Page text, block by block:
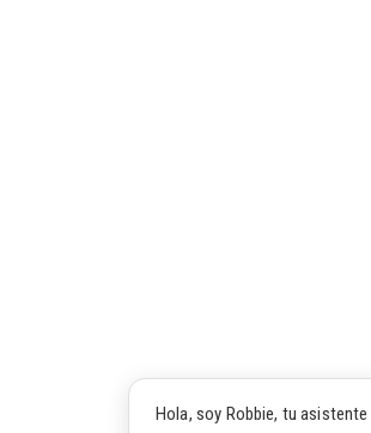
Hola, soy Robbie, tu asistente